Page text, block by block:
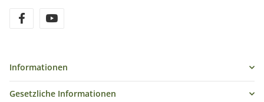
Informationen
Gesetzliche Informationen